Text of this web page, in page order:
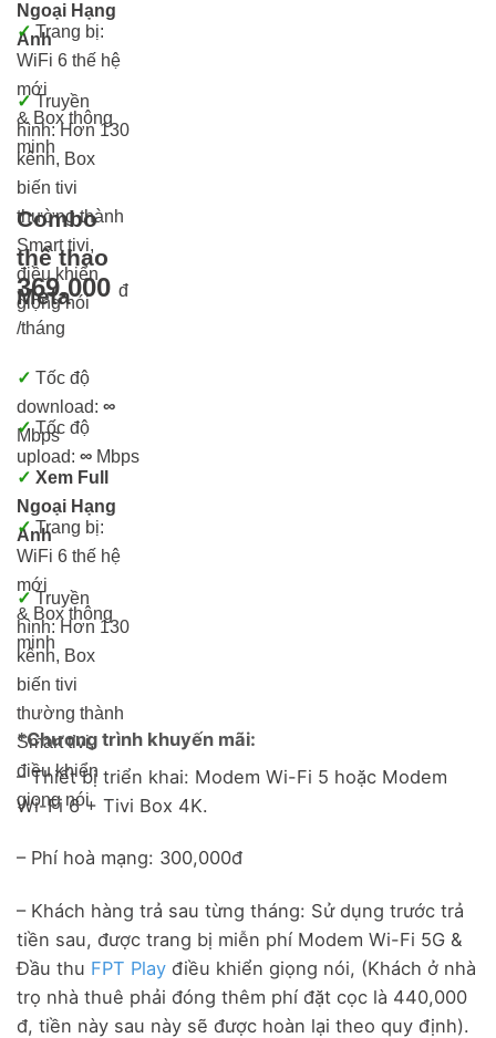
Ngoại Hạng
Anh
✓Trang bị:
WiFi 6 thế hệ
mới
& Box thông
minh
✓Truyền
hình: Hơn 130
kênh, Box
biến tivi
thường thành
Smart tivi,
điều khiển
giọng nói
Combo
thể thao
Meta
369.000 đ
/tháng
✓ Tốc độ
download: ∞
Mbps
✓Tốc độ
upload: ∞ Mbps
✓ Xem Full
Ngoại Hạng
Anh
✓Trang bị:
WiFi 6 thế hệ
mới
& Box thông
minh
✓ Truyền
hình: Hơn 130
kênh, Box
biến tivi
thường thành
Smart tivi,
điều khiển
giọng nói
*Chương trình khuyến mãi:
– Thiết bị triển khai: Modem Wi-Fi 5 hoặc Modem
Wi-Fi 6 + Tivi Box 4K.
– Phí hoà mạng: 300,000đ
– Khách hàng trả sau từng tháng: Sử dụng trước trả
tiền sau, được trang bị miễn phí Modem Wi-Fi 5G &
Đầu thu FPT Play điều khiển giọng nói, (Khách ở nhà
trọ nhà thuê phải đóng thêm phí đặt cọc là 440,000
đ, tiền này sau này sẽ được hoàn lại theo quy định).